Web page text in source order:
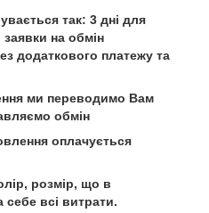
так: 3 дні для
заявки на обмін
додаткового платежу та
ми переводимо Вам
обмін
оплачується
розмір, що в
всі витрати.